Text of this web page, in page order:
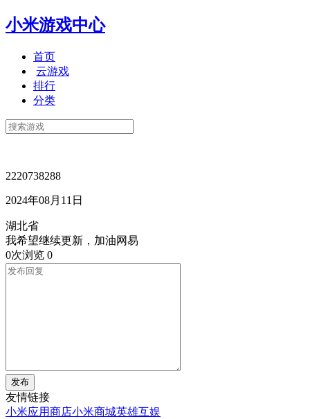
小米游戏中心
首页
云游戏
排行
分类
2220738288
2024年08月11日
湖北省
我希望继续更新，加油网易
0次浏览 0
发布
友情链接
小米应用商店小米商城英雄互娱